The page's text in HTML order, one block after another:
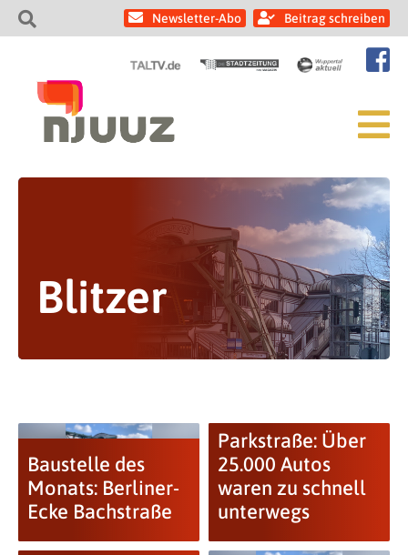
Newsletter-Abo Beitrag schreiben
Blitzer
Baustelle des
Monats: Berliner-
Ecke Bachstraße
Parkstraße: Über
25.000 Autos
waren zu schnell
unterwegs